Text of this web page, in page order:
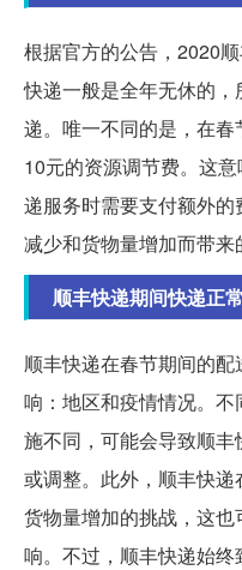
根据官方的公告，2020
快递一般是全年无休的
递。唯一不同的是，在
10元的资源调节费。这
递服务时需要支付额外
减少和货物量增加而带来
顺丰快递期间快递正
顺丰快递在春节期间的
响：地区和疫情情况。
施不同，可能会导致顺
或调整。此外，顺丰快
货物量增加的挑战，这
响。不过，顺丰快递始